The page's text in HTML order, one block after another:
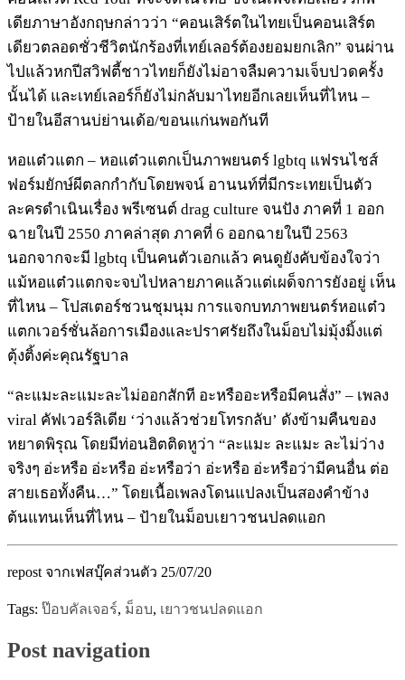
เดียภาษาอังกฤษกล่าวว่า “คอนเสิร์ตในไทยเป็นคอนเสิร์ต
เดียวตลอดชั่วชีวิตนักร้องที่เทย์เลอร์ต้องยอมยกเลิก” จนผ่าน
ไปแล้วหกปีสวิฟตี้ชาวไทยก็ยังไม่อาจลืมความเจ็บปวดครั้ง
นั้นได้ และเทย์เลอร์ก็ยังไม่กลับมาไทยอีกเลยเห็นที่ไหน –
ป้ายในอีสานบ่ย่านเด้อ/ขอนแก่นพอกันที
หอแต๋วแตก – หอแต๋วแตกเป็นภาพยนตร์ lgbtq แฟรนไชส์
ฟอร์มยักษ์ผีตลกกำกับโดยพจน์ อานนท์ที่มีกระเทยเป็นตัว
ละครดำเนินเรื่อง พรีเซนต์ drag culture จนปัง ภาคที่ 1 ออก
ฉายในปี 2550 ภาคล่าสุด ภาคที่ 6 ออกฉายในปี 2563
นอกจากจะมี lgbtq เป็นคนตัวเอกแล้ว คนดูยังคับข้องใจว่า
แม้หอแต๋วแตกจะจบไปหลายภาคแล้วแต่เผด็จการยังอยู่ เห็น
ที่ไหน – โปสเตอร์ชวนชุมนุม การแจกบทภาพยนตร์หอแต๋ว
แตกเวอร์ชั่นล้อการเมืองและปราศรัยถึงในม็อบไม่มุ้งมิ้งแต่
ตุ้งติ้งค่ะคุณรัฐบาล
“ละแมะละแมะละไม่ออกสักที อะหรืออะหรือมีคนสั่ง” – เพลง
viral คัฟเวอร์ลิเดีย ‘ว่างแล้วช่วยโทรกลับ’ ดังข้ามคืนของ
หยาดพิรุณ โดยมีท่อนฮิตติดหูว่า “ละแมะ ละแมะ ละไม่ว่าง
จริงๆ อ่ะหรือ อ่ะหรือ อ่ะหรือว่า อ่ะหรือ อ่ะหรือว่ามีคนอื่น ต่อ
สายเธอทั้งคืน…” โดยเนื้อเพลงโดนแปลงเป็นสองคำข้าง
ต้นแทนเห็นที่ไหน – ป้ายในม็อบเยาวชนปลดแอก
repost จากเฟสบุ๊คส่วนตัว 25/07/20
Tags: ป๊อบคัลเจอร์, ม็อบ, เยาวชนปลดแอก
Post navigation